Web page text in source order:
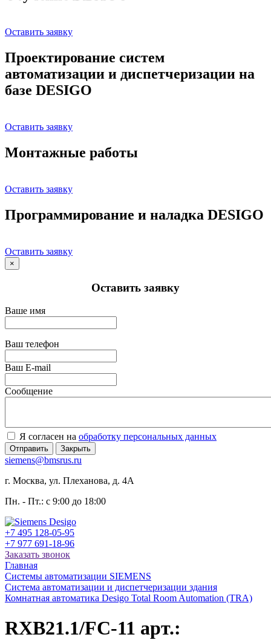
Оставить заявку
Проектирование систем
автоматизации и диспетчеризации на
базе DESIGO
Оставить заявку
Монтажные работы
Оставить заявку
Программирование и наладка DESIGO
Оставить заявку
×
Оставить заявку
Ваше имя
Ваш телефон
Ваш E-mail
Сообщение
Я согласен на обработку персональных данных
Отправить Закрыть
siemens@bmsrus.ru
г. Москва, ул. Плеханова, д. 4А
Пн. - Пт.: c 9:00 до 18:00
+7 495 128-05-95
+7 977 691-18-96
Заказать звонок
Главная
Системы автоматизации SIEMENS
Система автоматизации и диспетчеризации здания
Комнатная автоматика Desigo Total Room Automation (TRA)
RXB21.1/FC-11 арт.: